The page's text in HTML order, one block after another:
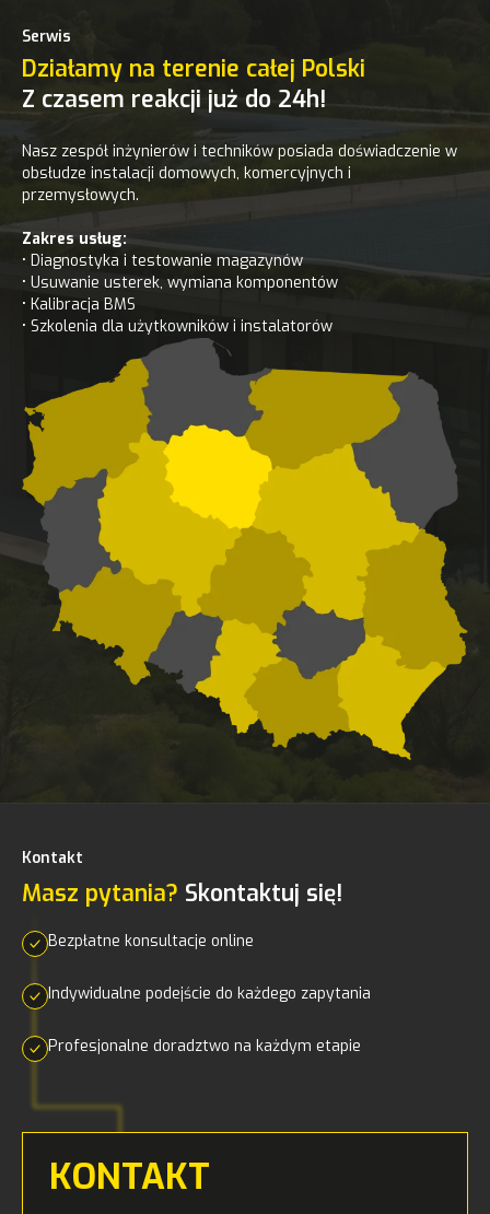
Serwis
Działamy na terenie całej Polski
Z czasem reakcji już do 24h!
Nasz zespół inżynierów i techników posiada doświadczenie w
obsłudze instalacji domowych, komercyjnych i
przemysłowych.
Zakres usług:
• Diagnostyka i testowanie magazynów
• Usuwanie usterek, wymiana komponentów
• Kalibracja BMS
• Szkolenia dla użytkowników i instalatorów
Kontakt
Masz pytania? Skontaktuj się!
Bezpłatne konsultacje online
Indywidualne podejście do każdego zapytania
Profesjonalne doradztwo na każdym etapie
KONTAKT